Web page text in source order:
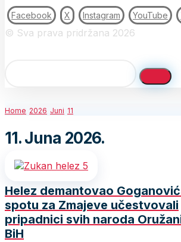
Facebook X Instagram YouTube
© Sva prava pridržana 2026
Home 2026 Juni 11
11. Juna 2026.
Helez demantovao
spotu za Zmajeve učestvovali
pripadnici svih naroda
BiH